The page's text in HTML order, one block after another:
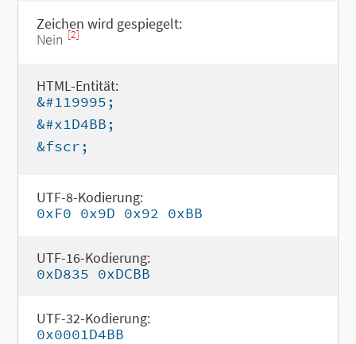
Zeichen wird gespiegelt:
Nein [2]
HTML-Entität:
&#119995;
&#x1D4BB;
&fscr;
UTF-8-Kodierung:
0xF0 0x9D 0x92 0xBB
UTF-16-Kodierung:
0xD835 0xDCBB
UTF-32-Kodierung:
0x0001D4BB